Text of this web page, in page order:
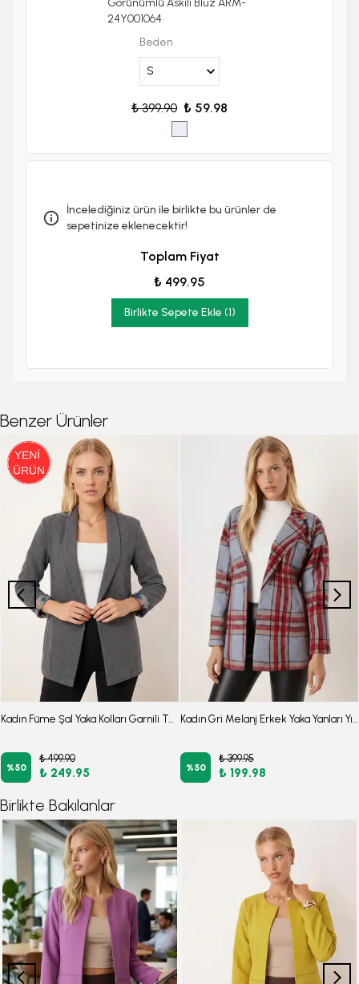
Görünümlü Askılı Bluz ARM-
24Y001064
Beden
₺ 399.90 ₺ 59.98
İncelediğiniz ürün ile birlikte bu ürünler de
sepetinize eklenecektir!
Toplam Fiyat
₺ 499.95
Birlikte Sepete Ekle (1)
Benzer Ürünler
Kadın Füme Şal Yaka Kolları Garnili Tek Düğme Ceket ARM-26K001097
%50
₺ 499.90
₺ 249.95
Kadın Gri Melanj Erkek Yaka Yanları Yırtmaçlı Oversize Ceket ARM-26K001009
%50
₺ 399.95
₺ 199.98
Birlikte Bakılanlar